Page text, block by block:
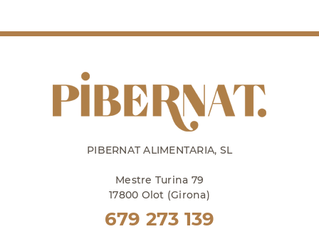
PIBERNAT ALIMENTARIA, SL
Mestre Turina 79
17800 Olot (Girona)
679 273 139